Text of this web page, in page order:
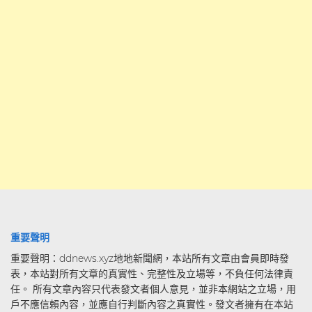
重要聲明
重要聲明：ddnews.xyz地地新聞網，本站所有文章由會員即時發
表，本站對所有文章的真實性、完整性及立場等，不負任何法律責
任。 所有文章內容只代表發文者個人意見，並非本網站之立場，用
戶不應信賴內容，並應自行判斷內容之真實性。發文者擁有在本站